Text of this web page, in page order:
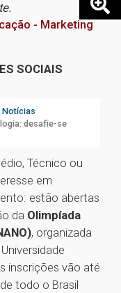
- Marketing
SOCIAIS
Notícias
desafie-se
Técnico ou
em
estão abertas
da Olimpíada
, organizada
inscrições vão até
todo o Brasil